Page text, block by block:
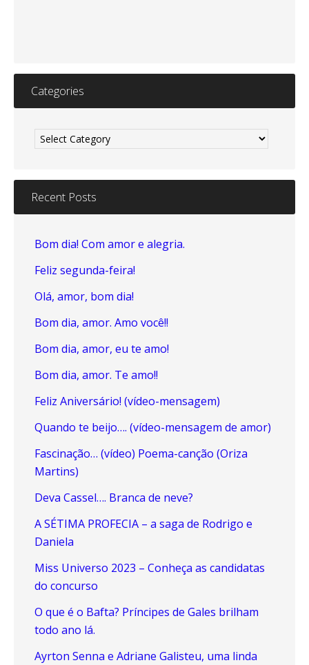
Categories
Recent Posts
Bom dia! Com amor e alegria.
Feliz segunda-feira!
Olá, amor, bom dia!
Bom dia, amor. Amo você!!
Bom dia, amor, eu te amo!
Bom dia, amor. Te amo!!
Feliz Aniversário! (vídeo-mensagem)
Quando te beijo…. (vídeo-mensagem de amor)
Fascinação… (vídeo) Poema-canção (Oriza
Martins)
Deva Cassel…. Branca de neve?
A SÉTIMA PROFECIA – a saga de Rodrigo e
Daniela
Miss Universo 2023 – Conheça as candidatas
do concurso
O que é o Bafta? Príncipes de Gales brilham
todo ano lá.
Ayrton Senna e Adriane Galisteu, uma linda